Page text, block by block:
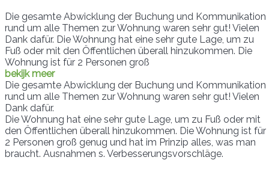
Die gesamte Abwicklung der Buchung und Kommunikation
rund um alle Themen zur Wohnung waren sehr gut! Vielen
Dank dafür. Die Wohnung hat eine sehr gute Lage, um zu
Fuß oder mit den Öffentlichen überall hinzukommen. Die
Wohnung ist für 2 Personen groß
bekijk meer
Die gesamte Abwicklung der Buchung und Kommunikation
rund um alle Themen zur Wohnung waren sehr gut! Vielen
Dank dafür.
Die Wohnung hat eine sehr gute Lage, um zu Fuß oder mit
den Öffentlichen überall hinzukommen. Die Wohnung ist für
2 Personen groß genug und hat im Prinzip alles, was man
braucht. Ausnahmen s. Verbesserungsvorschläge.